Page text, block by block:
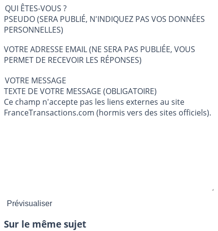
QUI ÊTES-VOUS ?
PSEUDO (SERA PUBLIÉ, N'INDIQUEZ PAS VOS DONNÉES
PERSONNELLES)
VOTRE ADRESSE EMAIL (NE SERA PAS PUBLIÉE, VOUS
PERMET DE RECEVOIR LES RÉPONSES)
VOTRE MESSAGE
TEXTE DE VOTRE MESSAGE (OBLIGATOIRE)
Ce champ n'accepte pas les liens externes au site
FranceTransactions.com (hormis vers des sites officiels).